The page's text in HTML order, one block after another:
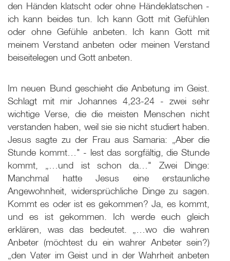
den Händen klatscht oder ohne Händeklatschen -
ich kann beides tun. Ich kann Gott mit Gefühlen
oder ohne Gefühle anbeten. Ich kann Gott mit
meinem Verstand anbeten oder meinen Verstand
beiseitelegen und Gott anbeten.
Im neuen Bund geschieht die Anbetung im Geist.
Schlagt mit mir Johannes 4,23-24 - zwei sehr
wichtige Verse, die die meisten Menschen nicht
verstanden haben, weil sie sie nicht studiert haben.
Jesus sagte zu der Frau aus Samaria: „Aber die
Stunde kommt…" - lest das sorgfältig, die Stunde
kommt, „…und ist schon da…" Zwei Dinge:
Manchmal hatte Jesus eine erstaunliche
Angewohnheit, widersprüchliche Dinge zu sagen.
Kommt es oder ist es gekommen? Ja, es kommt,
und es ist gekommen. Ich werde euch gleich
erklären, was das bedeutet. „…wo die wahren
Anbeter (möchtest du ein wahrer Anbeter sein?)
„den Vater im Geist und in der Wahrheit anbeten